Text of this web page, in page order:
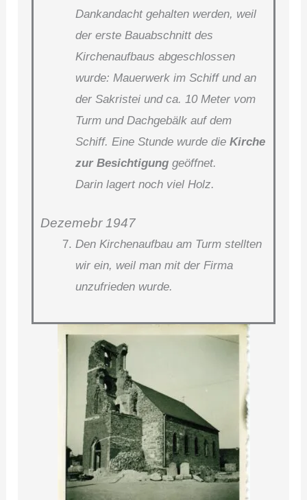
Dankandacht gehalten werden, weil
der erste Bauabschnitt des
Kirchenaufbaus abgeschlossen
wurde: Mauerwerk im Schiff und an
der Sakristei und ca. 10 Meter vom
Turm und Dachgebälk auf dem
Schiff. Eine Stunde wurde dieKirche
zur Besichtigung geöffnet.
Darin lagert noch viel Holz.
Dezemebr 1947
Den Kirchenaufbau am Turm stellten
wir ein, weil man mit der Firma
unzufrieden wurde.